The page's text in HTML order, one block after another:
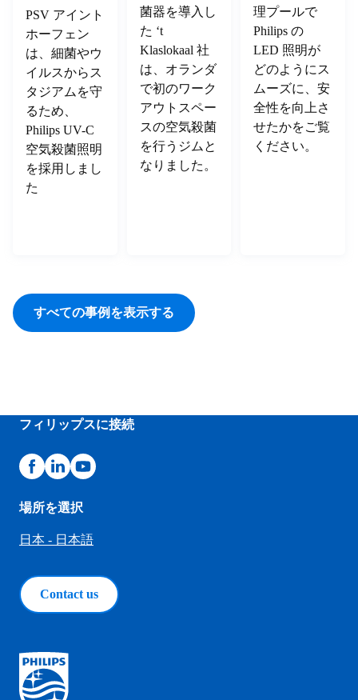
PSV アイント
ホーフェン
は、細菌やウ
イルスからス
タジアムを守
るため、
Philips UV-C
空気殺菌照明
を採用しまし
た
菌器を導入し
た ‘t
Klaslokaal 社
は、オランダ
で初のワーク
アウトスペー
スの空気殺菌
を行うジムと
なりました。
理プールで
Philips の
LED 照明が
どのようにス
ムーズに、安
全性を向上さ
せたかをご覧
ください。
すべての事例を表示する
フィリップスに接続
場所を選択
日本 - 日本語
Contact us